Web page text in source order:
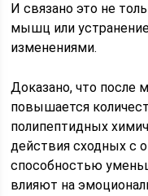
И связано это не
мышц или
изменениями.
Доказано, что после
повышается
полипептидных
действия сходных с
способностью
влияют на